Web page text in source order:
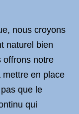
nous croyons
naturel bien
offrons notre
en place
que le
qui